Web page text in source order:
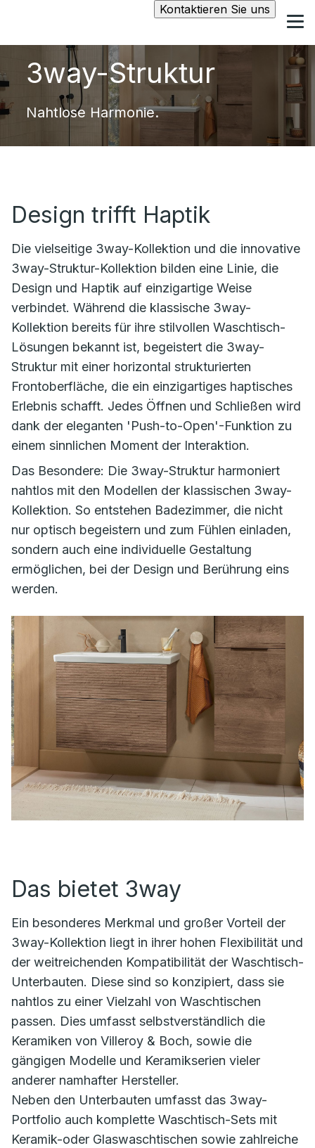
Kontaktieren Sie uns
3way-Struktur
Nahtlose Harmonie.
Design trifft Haptik
Die vielseitige 3way-Kollektion und die innovative
3way-Struktur-Kollektion bilden eine Linie, die
Design und Haptik auf einzigartige Weise
verbindet. Während die klassische 3way-
Kollektion bereits für ihre stilvollen Waschtisch-
Lösungen bekannt ist, begeistert die 3way-
Struktur mit einer horizontal strukturierten
Frontoberfläche, die ein einzigartiges haptisches
Erlebnis schafft. Jedes Öffnen und Schließen wird
dank der eleganten 'Push-to-Open'-Funktion zu
einem sinnlichen Moment der Interaktion.
Das Besondere: Die 3way-Struktur harmoniert
nahtlos mit den Modellen der klassischen 3way-
Kollektion. So entstehen Badezimmer, die nicht
nur optisch begeistern und zum Fühlen einladen,
sondern auch eine individuelle Gestaltung
ermöglichen, bei der Design und Berührung eins
werden.
Das bietet 3way
Ein besonderes Merkmal und großer Vorteil der
3way-Kollektion liegt in ihrer hohen Flexibilität und
der weitreichenden Kompatibilität der Waschtisch-
Unterbauten. Diese sind so konzipiert, dass sie
nahtlos zu einer Vielzahl von Waschtischen
passen. Dies umfasst selbstverständlich die
Keramiken von Villeroy & Boch, sowie die
gängigen Modelle und Keramikserien vieler
anderer namhafter Hersteller.
Neben den Unterbauten umfasst das 3way-
Portfolio auch komplette Waschtisch-Sets mit
Keramik-oder Glaswaschtischen sowie zahlreiche